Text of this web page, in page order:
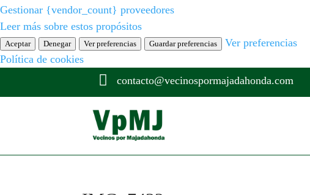
Gestionar {vendor_count} proveedores
Leer más sobre estos propósitos
Aceptar Denegar Ver preferencias Guardar preferencias
Ver preferencias
Política de cookies
 contacto@vecinospormajadahonda.com